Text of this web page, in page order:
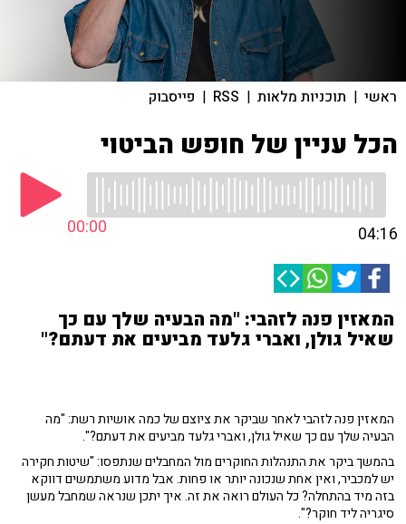
ראשי | תוכניות מלאות |
RSS
| פייסבוק
הכל עניין של חופש הביטוי
00:00 04:16
המאזין פנה לזהבי: "מה הבעיה שלך עם כך
שאיל גולן, ואברי גלעד מביעים את דעתם?"
המאזין פנה לזהבי לאחר שביקר את ציוצם של כמה אושיות רשת: "מה
הבעיה שלך עם כך שאיל גולן, ואברי גלעד מביעים את דעתם?".
בהמשך ביקר את התנהלות החוקרים מול המחבלים שנתפסו: "שיטות חקירה
יש למכביר, ואין אחת שנכונה יותר או פחות. אבל מדוע משתמשים דווקא
בזה מיד בהתחלה? כל העולם רואה את זה. איך יתכן שנראה שמחבל מעשן
סיגריה ליד חוקר?".